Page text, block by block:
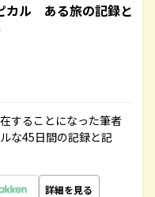
カル ある旅の記録と
することになった筆者
な45日間の記録と記
詳細を見る